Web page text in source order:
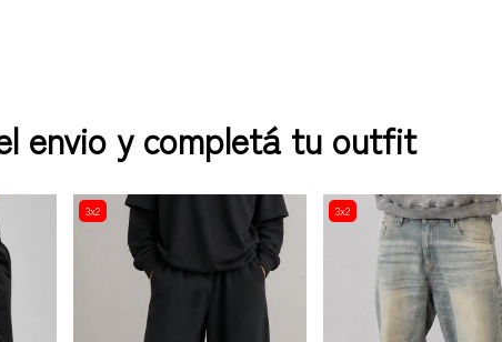
envio y completá tu outfit
3x2 3x2